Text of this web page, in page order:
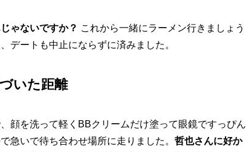
ゃないですか？ これから一緒にラーメン行きましょう
デートも中止にならずに済みました。
いた距離
顔を洗って軽くBBクリームだけ塗って眼鏡ですっぴん
急いで待ち合わせ場所に走りました。 哲也さんに好か